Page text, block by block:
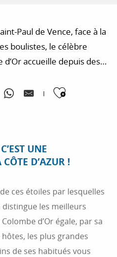
Paul de Vence, face à la
boulistes, le célèbre
accueille depuis des
que le palais.
UNE
D’AZUR !
ces étoiles par lesquelles
les meilleurs
d’Or égale, par sa
les plus grandes
de ses habitués vous